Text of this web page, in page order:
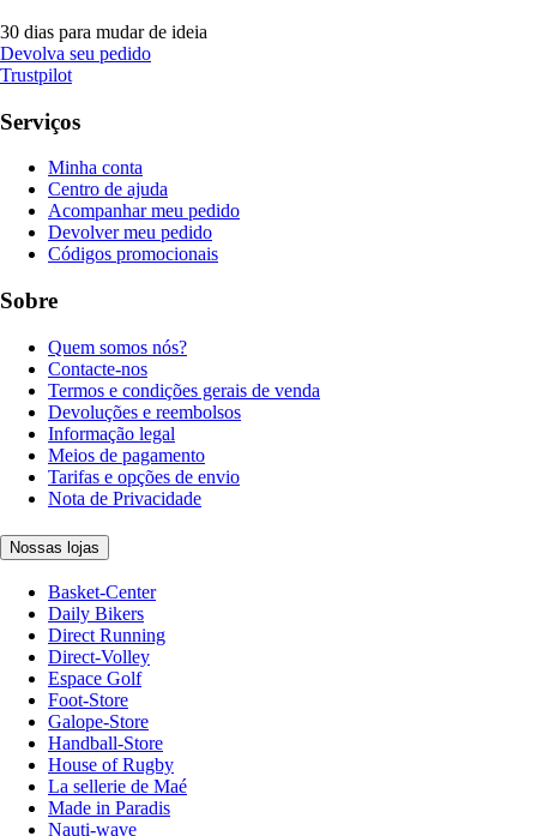
30 dias para mudar de ideia
Devolva seu pedido
Trustpilot
Serviços
Minha conta
Centro de ajuda
Acompanhar meu pedido
Devolver meu pedido
Códigos promocionais
Sobre
Quem somos nós?
Contacte-nos
Termos e condições gerais de venda
Devoluções e reembolsos
Informação legal
Meios de pagamento
Tarifas e opções de envio
Nota de Privacidade
Nossas lojas
Basket-Center
Daily Bikers
Direct Running
Direct-Volley
Espace Golf
Foot-Store
Galope-Store
Handball-Store
House of Rugby
La sellerie de Maé
Made in Paradis
Nauti-wave